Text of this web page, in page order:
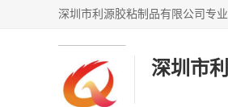
深圳市